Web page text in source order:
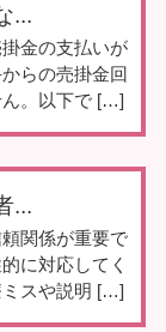
...
金の支払いが
らの売掛金回
ん。以下で […]
...
関係が重要で
に対応してく
スや説明 […]